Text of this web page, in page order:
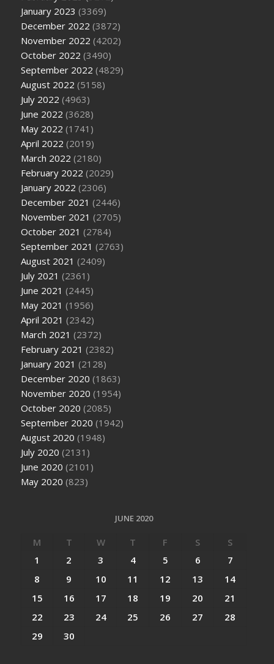
January 2023 (3369)
December 2022 (3872)
November 2022 (4202)
October 2022 (3490)
September 2022 (4829)
August 2022 (5158)
July 2022 (4963)
June 2022 (3628)
May 2022 (1741)
April 2022 (2019)
March 2022 (2180)
February 2022 (2029)
January 2022 (2306)
December 2021 (2446)
November 2021 (2705)
October 2021 (2784)
September 2021 (2763)
August 2021 (2409)
July 2021 (2361)
June 2021 (2445)
May 2021 (1956)
April 2021 (2342)
March 2021 (2372)
February 2021 (2382)
January 2021 (2128)
December 2020 (1863)
November 2020 (1954)
October 2020 (2085)
September 2020 (1942)
August 2020 (1948)
July 2020 (2131)
June 2020 (2101)
May 2020 (823)
JUNE 2020
M T W T F S
S
1
2 3 4 5 6
7
8
9 10 11 12 13
14
15
16 17 18 19 20
21
22
23 24 25 26 27
28
29
30